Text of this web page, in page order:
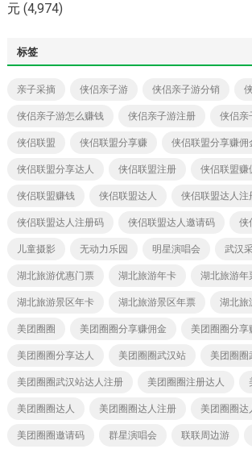
元 (4,974)
标签
亲子采摘 侠侣亲子游 侠侣亲子游分销
侠侣亲子游怎么赚钱 侠侣亲子游注册 侠侣亲
侠侣联盟 侠侣联盟分享赚 侠侣联盟分享赚佣
侠侣联盟分享达人 侠侣联盟注册 侠侣联盟赚
侠侣联盟赚钱 侠侣联盟达人 侠侣联盟达人注
侠侣联盟达人注册码 侠侣联盟达人邀请码 侠
儿童摄影 无动力乐园 明星演唱会 武汉
湖北旅游优惠门票 湖北旅游年卡 湖北旅游年
湖北旅游景区年卡 湖北旅游景区年票 湖北旅
美团圈圈 美团圈圈分享赚佣金 美团圈圈分享
美团圈圈分享达人 美团圈圈武汉站 美团圈圈
美团圈圈武汉站达人注册 美团圈圈注册达人
美团圈圈达人 美团圈圈达人注册 美团圈圈达
美团圈圈邀请码 群星演唱会 联联周边游